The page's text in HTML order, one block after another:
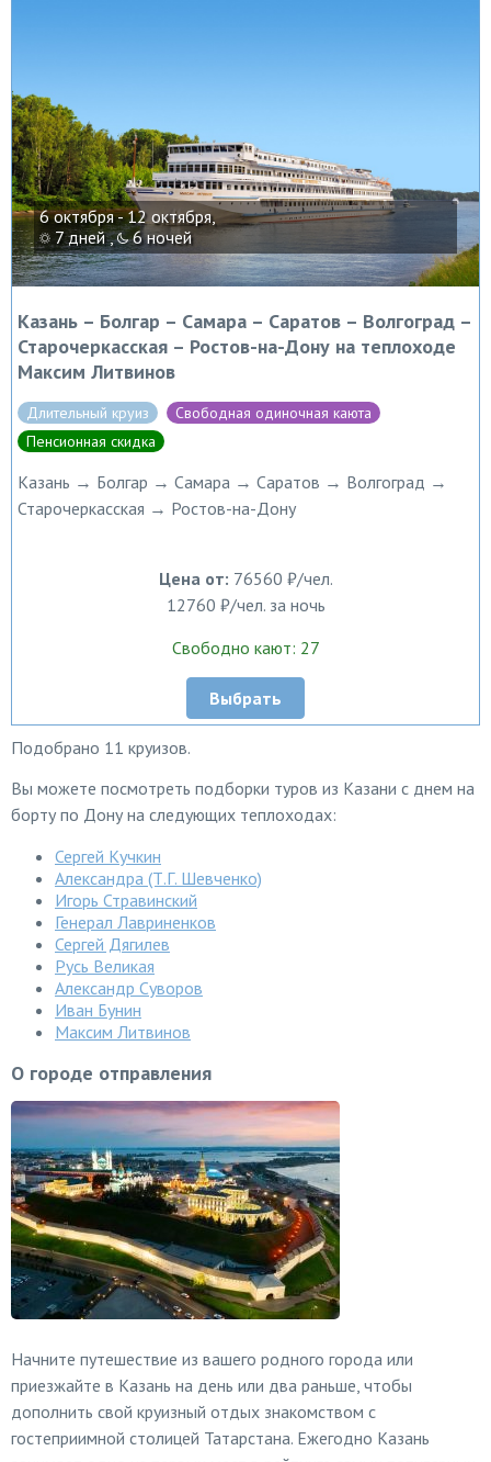
6 октября - 12 октября,
7 дней , 6 ночей
Казань – Болгар – Самара – Саратов – Волгоград –
Старочеркасская – Ростов-на-Дону на теплоходе
Максим Литвинов
Длительный круиз
Свободная одиночная каюта
Пенсионная скидка
Казань → Болгар → Самара → Саратов → Волгоград →
Старочеркасская → Ростов-на-Дону
Цена от: 76560 ₽/чел.
12760 ₽/чел. за ночь
Свободно кают: 27
Выбрать
Подобрано 11 круизов.
Вы можете посмотреть подборки туров из Казани с днем на
борту по Дону на следующих теплоходах:
Сергей Кучкин
Александра (Т.Г. Шевченко)
Игорь Стравинский
Генерал Лавриненков
Сергей Дягилев
Русь Великая
Александр Суворов
Иван Бунин
Максим Литвинов
О городе отправления
Начните путешествие из вашего родного города или
приезжайте в Казань на день или два раньше, чтобы
дополнить свой круизный отдых знакомством с
гостеприимной столицей Татарстана. Ежегодно Казань